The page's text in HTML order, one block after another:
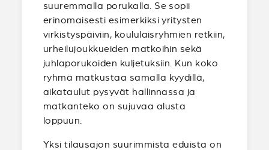
suuremmalla porukalla. Se sopii
erinomaisesti esimerkiksi yritysten
virkistyspäiviin, koululaisryhmien retkiin,
urheilujoukkueiden matkoihin sekä
juhlaporukoiden kuljetuksiin. Kun koko
ryhmä matkustaa samalla kyydillä,
aikataulut pysyvät hallinnassa ja
matkanteko on sujuvaa alusta
loppuun.
Yksi tilausajon suurimmista eduista on